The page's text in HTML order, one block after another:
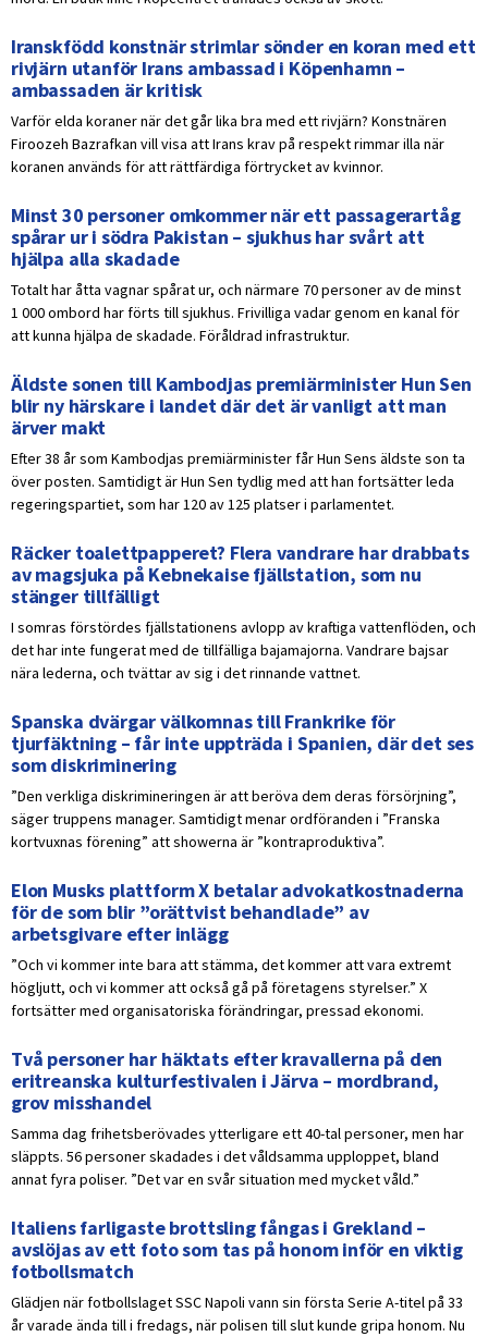
Iranskfödd konstnär strimlar sönder en koran med ett
rivjärn utanför Irans ambassad i Köpenhamn –
ambassaden är kritisk
Varför elda koraner när det går lika bra med ett rivjärn? Konstnären
Firoozeh Bazrafkan vill visa att Irans krav på respekt rimmar illa när
koranen används för att rättfärdiga förtrycket av kvinnor.
Minst 30 personer omkommer när ett passagerartåg
spårar ur i södra Pakistan – sjukhus har svårt att
hjälpa alla skadade
Totalt har åtta vagnar spårat ur, och närmare 70 personer av de minst
1 000 ombord har förts till sjukhus. Frivilliga vadar genom en kanal för
att kunna hjälpa de skadade. Föråldrad infrastruktur.
Äldste sonen till Kambodjas premiärminister Hun Sen
blir ny härskare i landet där det är vanligt att man
ärver makt
Efter 38 år som Kambodjas premiärminister får Hun Sens äldste son ta
över posten. Samtidigt är Hun Sen tydlig med att han fortsätter leda
regeringspartiet, som har 120 av 125 platser i parlamentet.
Räcker toalettpapperet? Flera vandrare har drabbats
av magsjuka på Kebnekaise fjällstation, som nu
stänger tillfälligt
I somras förstördes fjällstationens avlopp av kraftiga vattenflöden, och
det har inte fungerat med de tillfälliga bajamajorna. Vandrare bajsar
nära lederna, och tvättar av sig i det rinnande vattnet.
Spanska dvärgar välkomnas till Frankrike för
tjurfäktning – får inte uppträda i Spanien, där det ses
som diskriminering
”Den verkliga diskrimineringen är att beröva dem deras försörjning”,
säger truppens manager. Samtidigt menar ordföranden i ”Franska
kortvuxnas förening” att showerna är ”kontraproduktiva”.
Elon Musks plattform X betalar advokatkostnaderna
för de som blir ”orättvist behandlade” av
arbetsgivare efter inlägg
”Och vi kommer inte bara att stämma, det kommer att vara extremt
högljutt, och vi kommer att också gå på företagens styrelser.” X
fortsätter med organisatoriska förändringar, pressad ekonomi.
Två personer har häktats efter kravallerna på den
eritreanska kulturfestivalen i Järva – mordbrand,
grov misshandel
Samma dag frihetsberövades ytterligare ett 40-tal personer, men har
släppts. 56 personer skadades i det våldsamma upploppet, bland
annat fyra poliser. ”Det var en svår situation med mycket våld.”
Italiens farligaste brottsling fångas i Grekland –
avslöjas av ett foto som tas på honom inför en viktig
fotbollsmatch
Glädjen när fotbollslaget SSC Napoli vann sin första Serie A-titel på 33
år varade ända till i fredags, när polisen till slut kunde gripa honom. Nu